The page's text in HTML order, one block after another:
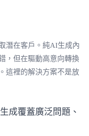
潛在客戶。純AI生成內
，但在驅動高意向轉換
這裡的解決方案不是放
成覆蓋廣泛問題、